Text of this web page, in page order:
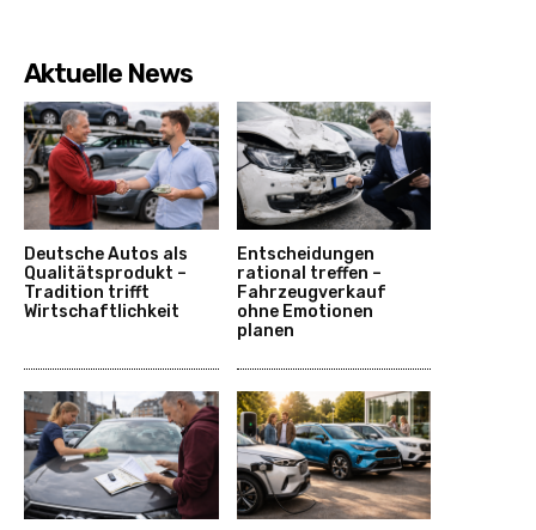
Aktuelle News
Deutsche Autos als
Qualitätsprodukt –
Tradition trifft
Wirtschaftlichkeit
Entscheidungen
rational treffen –
Fahrzeugverkauf
ohne Emotionen
planen